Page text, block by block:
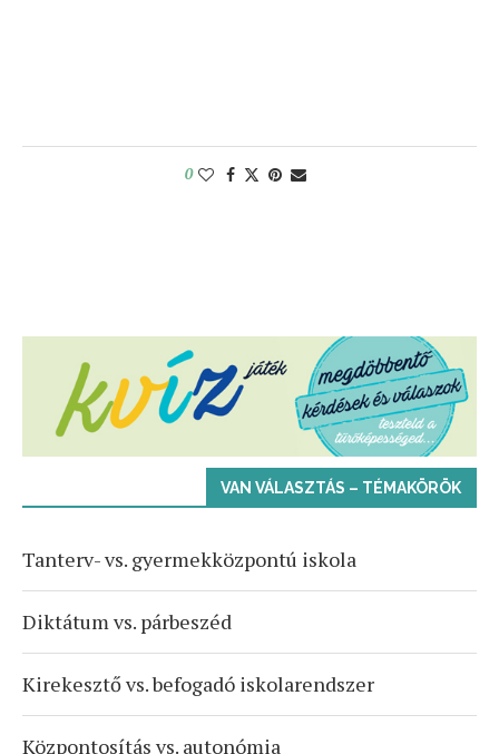
0
VAN VÁLASZTÁS – TÉMAKÖRÖK
Tanterv- vs. gyermekközpontú iskola
Diktátum vs. párbeszéd
Kirekesztő vs. befogadó iskolarendszer
Központosítás vs. autonómia